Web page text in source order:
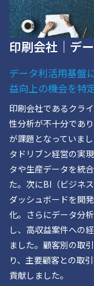
印刷会社｜デ
データ利活用基盤
益向上の機会を特
印刷会社であるクラ
性分析が不十分であ
が課題となっていま
タドリブン経営の実
タや生産データを統
た。次にBI（ビジネ
ダッシュボードを開
化。さらにデータ分
し、高収益案件への
ました。顧客別の取
り、主要顧客との取
貢献しました。